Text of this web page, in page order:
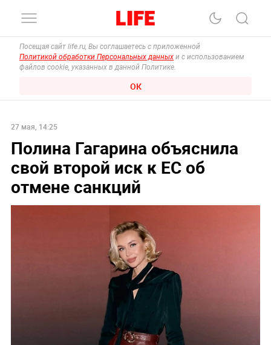
Посещая сайт life.ru, Вы соглашаетесь с приложенной
Политикой обработки Персональных данных и с использованием
файлов cookie, указанных в данной Политике.
ОК
27 мая, 14:25
Полина Гагарина объяснила
свой второй иск к ЕС об
отмене санкций